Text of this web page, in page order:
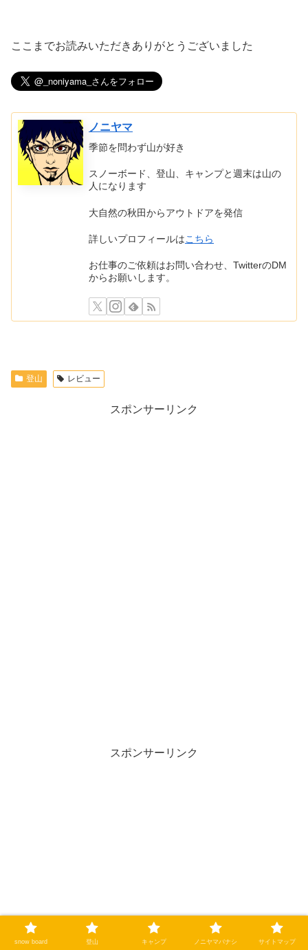
ここまでお読みいただきありがとうございました
ノニヤマ
季節を問わず山が好き
スノーボード、登山、キャンプと週末は山の
人になります
大自然の秋田からアウトドアを発信
詳しいプロフィールはこちら
お仕事のご依頼はお問い合わせ、TwitterのDM
からお願いします。
登山 レビュー
スポンサーリンク
スポンサーリンク
snow board 登山 キャンプ ノニヤマバナシ サイトマップ